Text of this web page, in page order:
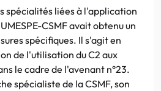
spécialités liées à l'application
CSMF avait obtenu un
spécifiques. Il s'agit en
de l'utilisation du C2 aux
le cadre de l'avenant n°23.
spécialiste de la CSMF, son